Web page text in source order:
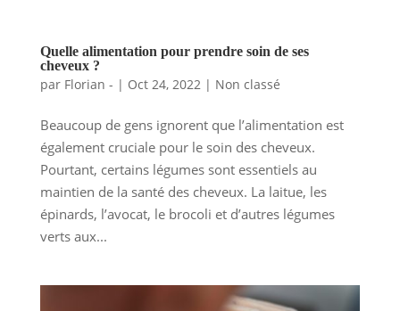
Quelle alimentation pour prendre soin de ses
cheveux ?
par Florian - | Oct 24, 2022| Non classé
Beaucoup de gens ignorent que l’alimentation est
également cruciale pour le soin des cheveux.
Pourtant, certains légumes sont essentiels au
maintien de la santé des cheveux. La laitue, les
épinards, l’avocat, le brocoli et d’autres légumes
verts aux...